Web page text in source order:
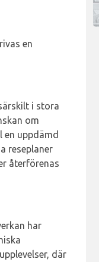
en
i stora
om
en uppdämd
reseplaner
återförenas
har
där